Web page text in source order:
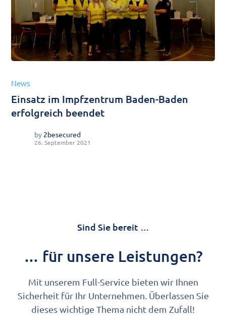
News
Einsatz im Impfzentrum Baden-Baden
erfolgreich beendet
by 2besecured
26. September 2021
Sind Sie bereit …
… für unsere Leistungen?
Mit unserem Full-Service bieten wir Ihnen
Sicherheit für Ihr Unternehmen. Überlassen Sie
dieses wichtige Thema nicht dem Zufall!